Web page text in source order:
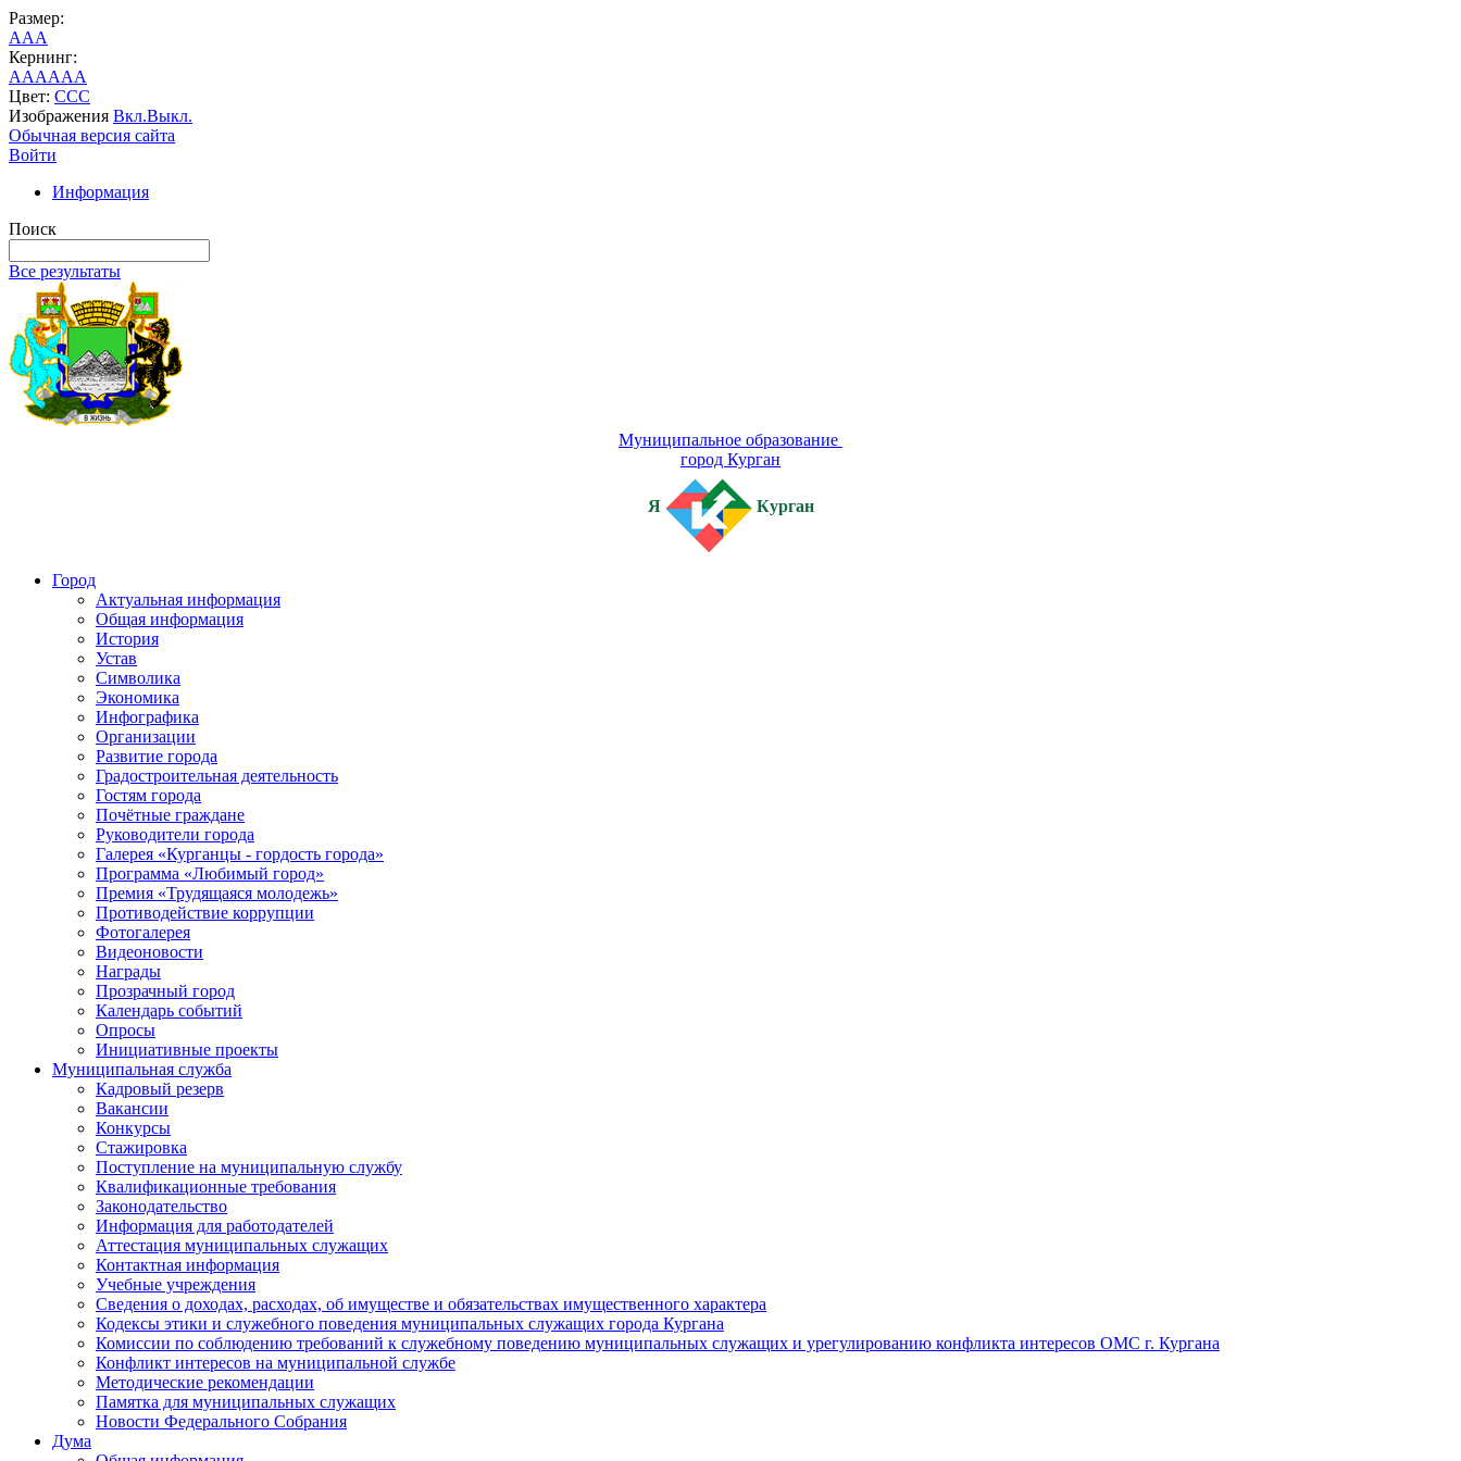
Размер:
AAA
Кернинг:
AAAAAA
Цвет: CCC
Изображения Вкл.Выкл.
Обычная версия сайта
Войти
Информация
Поиск
Все результаты
Муниципальное образование
город Курган
Я Курган
Город
Актуальная информация
Общая информация
История
Устав
Символика
Экономика
Инфографика
Организации
Развитие города
Градостроительная деятельность
Гостям города
Почётные граждане
Руководители города
Галерея «Курганцы - гордость города»
Программа «Любимый город»
Премия «Трудящаяся молодежь»
Противодействие коррупции
Фотогалерея
Видеоновости
Награды
Прозрачный город
Календарь событий
Опросы
Инициативные проекты
Муниципальная служба
Кадровый резерв
Вакансии
Конкурсы
Стажировка
Поступление на муниципальную службу
Квалификационные требования
Законодательство
Информация для работодателей
Аттестация муниципальных служащих
Контактная информация
Учебные учреждения
Сведения о доходах, расходах, об имуществе и обязательствах имущественного характера
Кодексы этики и служебного поведения муниципальных служащих города Кургана
Комиссии по соблюдению требований к служебному поведению муниципальных служащих и урегулированию конфликта интересов ОМС г. Кургана
Конфликт интересов на муниципальной службе
Методические рекомендации
Памятка для муниципальных служащих
Новости Федерального Cобрания
Дума